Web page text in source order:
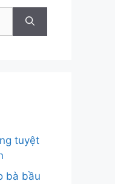
tuyệt
bà bầu